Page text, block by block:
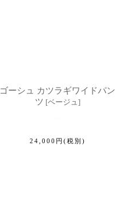
ゴーシュ カツラギワイドパン
ツ [ベージュ]
24,000 円 (税別)